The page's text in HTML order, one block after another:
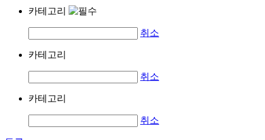
카테고리
취소
카테고리
취소
카테고리
취소